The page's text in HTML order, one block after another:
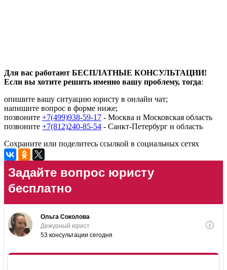
Для вас работают БЕСПЛАТНЫЕ КОНСУЛЬТАЦИИ!
Если вы хотите решить именно вашу проблему, тогда:
опишите вашу ситуацию юристу в онлайн чат;
напишите вопрос в форме ниже;
позвоните +7(499)938-59-17 - Москва и Московская область
позвоните +7(812)240-85-54 - Санкт-Петербург и область
Сохраните или поделитесь ссылкой в социальных сетях